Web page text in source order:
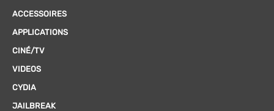
ACCESSOIRES
APPLICATIONS
CINÉ/TV
VIDEOS
CYDIA
JAILBREAK